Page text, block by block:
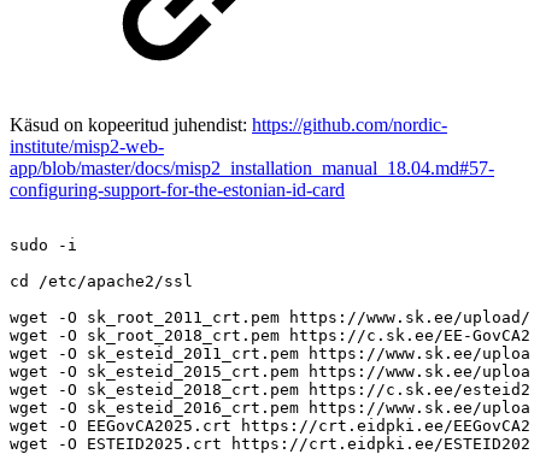
Käsud on kopeeritud juhendist: https://github.com/nordic-
institute/misp2-web-
app/blob/master/docs/misp2_installation_manual_18.04.md#57-
configuring-support-for-the-estonian-id-card
sudo
-i
cd
/etc/apache2/ssl
wget
-O sk_root_2011_crt.pem
https://www.sk.ee/upload/
wget
-O sk_root_2018_crt.pem
https://c.sk.ee/EE-
wget
-O sk_esteid_2011_crt.pem
https://www.sk.ee/
wget
-O sk_esteid_2015_crt.pem
https://www.sk.ee/
wget
-O sk_esteid_2018_crt.pem
https://c.sk.ee/
wget
-O sk_esteid_2016_crt.pem
https://www.sk.ee/
wget
-O EEGovCA2025.crt
https://crt.eidpki.ee/
wget
-O ESTEID2025.crt
https://crt.eidpki.ee/